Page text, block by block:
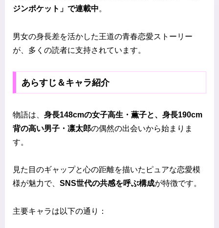
ジンポケット」で連載中。
男女の身長差を活かした王道の青春恋愛ストーリー
が、多くの読者に支持されています。
あらすじ＆キャラ紹介
物語は、 身長148cmの女子高生・薫子と、身長190cm
背の高い男子・凛太郎の偶然の出会いから始まりま
す。
見た目のギャップと心の距離を描いたピュアな恋愛模
様が魅力で、 SNS世代の共感を呼ぶ構成が特徴です。
主要キャラは以下の通り：